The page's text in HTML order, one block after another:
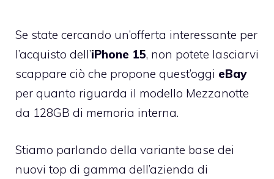
Se state cercando un’offerta interessante per
l’acquisto dell’iPhone 15, non potete lasciarvi
scappare ciò che propone quest’oggi eBay
per quanto riguarda il modello Mezzanotte
da 128GB di memoria interna.
Stiamo parlando della variante base dei
nuovi top di gamma dell’azienda di